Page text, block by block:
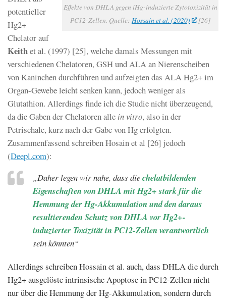
Effekte von DHLA gegen iHg-induzierte Zytotoxizität in
PC12-Zellen. Quelle: Hossain et al. (2020) [26]
potentieller
Hg2+
Chelator auf
Keithet al. (1997) [25], welche damals Messungen mit
verschiedenen Chelatoren, GSH und ALA an Nierenscheiben
von Kaninchen durchführen und aufzeigten das ALA Hg2+ im
Organ-Gewebe leicht senken kann, jedoch weniger als
Glutathion. Allerdings finde ich die Studie nicht überzeugend,
da die Gaben der Chelatoren alle in vitro, also in der
Petrischale, kurz nach der Gabe von Hg erfolgten.
Zusammenfassend schreiben Hosain et al [26] jedoch
(Deepl.com):
„Daher legen wir nahe, dass diechelatbildenden
Eigenschaften von DHLA mit Hg2+ stark für die
Hemmung der Hg-Akkumulation und den daraus
resultierenden Schutz von DHLA vor Hg2+-
induzierter Toxizität in PC12-Zellen verantwortlich
sein könnten“
Allerdings schreiben Hossain et al. auch, dass DHLA die durch
Hg2+ ausgelöste intrinsische Apoptose in PC12-Zellen nicht
nur über die Hemmung der Hg-Akkumulation, sondern durch